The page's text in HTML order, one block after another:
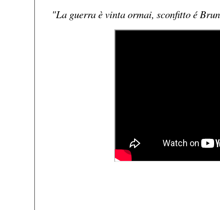
"La guerra è vinta ormai, sconfitto é